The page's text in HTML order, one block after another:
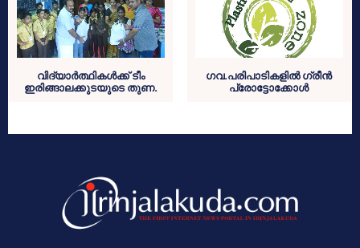
വിദ്യാര്‍ത്ഥികള്‍ക്ക് ടീം
ഇരിങ്ങാലക്കുടയുടെ തുണ.
ഗവ.പരിപാടികളില്‍ ഗ്രീന്‍
പ്രോട്ടോക്കോള്‍